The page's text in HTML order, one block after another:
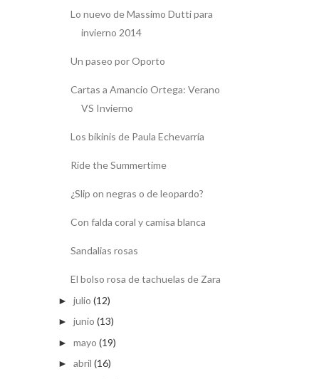
Lo nuevo de Massimo Dutti para
invierno 2014
Un paseo por Oporto
Cartas a Amancio Ortega: Verano
VS Invierno
Los bikinis de Paula Echevarría
Ride the Summertime
¿Slip on negras o de leopardo?
Con falda coral y camisa blanca
Sandalias rosas
El bolso rosa de tachuelas de Zara
► julio (12)
► junio (13)
► mayo (19)
► abril (16)